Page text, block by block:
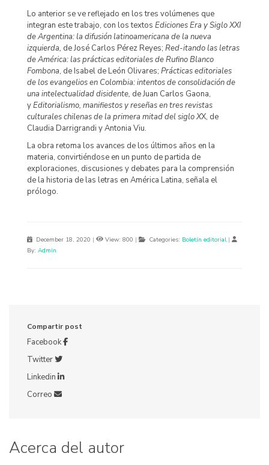
Lo anterior se ve reflejado en los tres volúmenes que
integran este trabajo, con los textos Ediciones Era y Siglo XXI
de Argentina: la difusión latinoamericana de la nueva
izquierda, de José Carlos Pérez Reyes; Red-itando las letras
de América: las prácticas editoriales de Rufino Blanco
Fombona, de Isabel de León Olivares; Prácticas editoriales
de los evangelios en Colombia: intentos de consolidación de
una intelectualidad disidente, de Juan Carlos Gaona,
yEditorialismo, manifiestos y reseñas en tres revistas
culturales chilenas de la primera mitad del siglo XX, de
Claudia Darrigrandi y Antonia Viu.
La obra retoma los avances de los últimos años en la
materia, convirtiéndose en un punto de partida de
exploraciones, discusiones y debates para la comprensión
de la historia de las letras en América Latina, señala el
prólogo.
December 18, 2020 | View: 800 | Categories: Boletín editorial |
By: Admin
Compartir post
Facebook
Twitter
Linkedin
Correo
Acerca del autor